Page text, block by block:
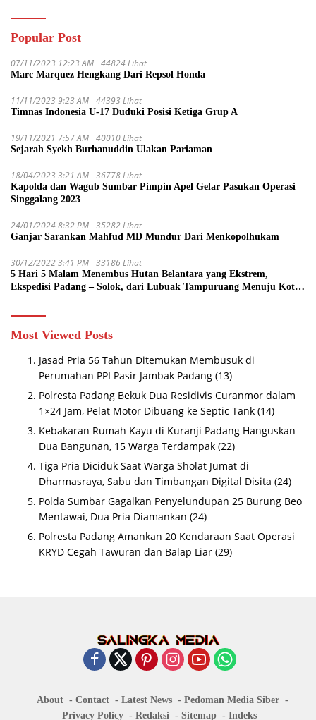
Popular Post
07/11/2023 12:23 AM 44824 Lihat
Marc Marquez Hengkang Dari Repsol Honda
11/11/2023 9:23 AM 44393 Lihat
Timnas Indonesia U-17 Duduki Posisi Ketiga Grup A
19/11/2021 7:57 AM 40010 Lihat
Sejarah Syekh Burhanuddin Ulakan Pariaman
18/04/2023 3:21 AM 36778 Lihat
Kapolda dan Wagub Sumbar Pimpin Apel Gelar Pasukan Operasi
Singgalang 2023
24/01/2024 8:32 PM 35282 Lihat
Ganjar Sarankan Mahfud MD Mundur Dari Menkopolhukam
30/12/2022 3:41 PM 33186 Lihat
5 Hari 5 Malam Menembus Hutan Belantara yang Ekstrem,
Ekspedisi Padang – Solok, dari Lubuak Tampuruang Menuju Koto
Most Viewed Posts
Jasad Pria 56 Tahun Ditemukan Membusuk di
Perumahan PPI Pasir Jambak Padang (13)
Polresta Padang Bekuk Dua Residivis Curanmor dalam
1×24 Jam, Pelat Motor Dibuang ke Septic Tank (14)
Kebakaran Rumah Kayu di Kuranji Padang Hanguskan
Dua Bangunan, 15 Warga Terdampak (22)
Tiga Pria Diciduk Saat Warga Sholat Jumat di
Dharmasraya, Sabu dan Timbangan Digital Disita (24)
Polda Sumbar Gagalkan Penyelundupan 25 Burung Beo
Mentawai, Dua Pria Diamankan (24)
Polresta Padang Amankan 20 Kendaraan Saat Operasi
KRYD Cegah Tawuran dan Balap Liar (29)
About Contact Latest News
Pedoman Media Siber
Privacy Policy
Redaksi Sitemap Indeks